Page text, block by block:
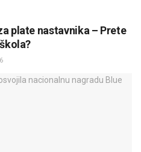
plate nastavnika – Prete